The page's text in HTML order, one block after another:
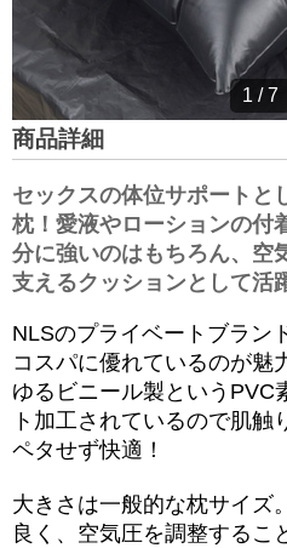
1 /7
商品詳細
セックスの体位サポートと
枕！愛液やローションの付
分に強いのはもちろん、空
支えるクッションとして活
NLSのプライベートブラン
コスパに優れているのが魅
ゆるビニール製というPVC
ト加工されているので肌触
ペタせず快適！
大きさは一般的な枕サイズ
良く、空気圧を調整するこ